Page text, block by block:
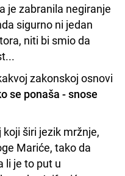
je zabranila negiranje
sigurno ni jedan
niti bi smio da
zakonskoj osnovi
se ponaša - snose
širi jezik mržnje,
Mariće, tako da
li je to put u